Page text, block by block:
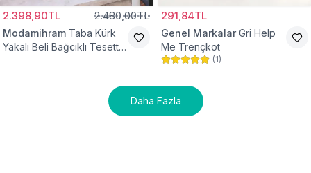
2.398,90TL 2.480,00TL
Modamihram Taba Kürk
Yakalı Beli Bağcıklı Tesettür
291,84TL
Genel Markalar Gri Help
Me Trençkot
(1)
Daha Fazla